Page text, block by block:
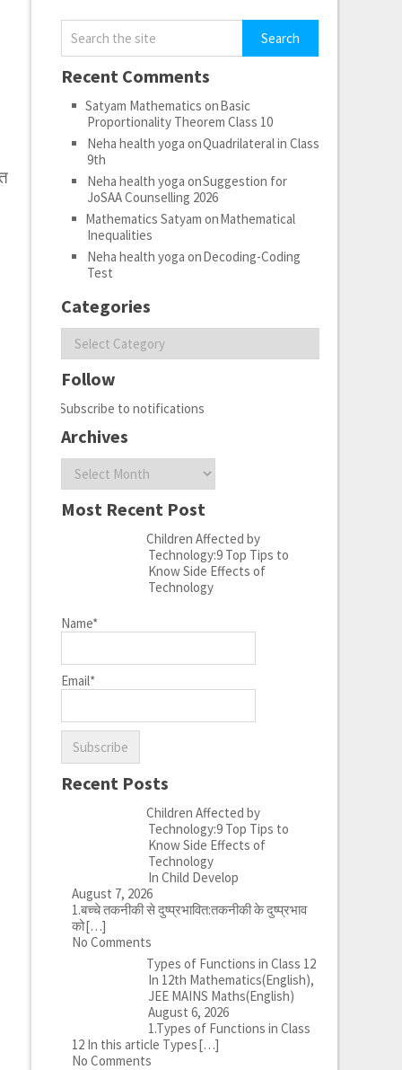
Recent Comments
Satyam Mathematics onBasic
Proportionality Theorem Class 10
Neha health yoga onQuadrilateral in Class
9th
Neha health yoga onSuggestion for
JoSAA Counselling 2026
Mathematics Satyam onMathematical
Inequalities
Neha health yoga onDecoding-Coding
Test
Categories
Categories
Follow
Subscribe to notifications
Archives
Archives
Most Recent Post
Children Affected by
Technology:9 Top Tips to
Know Side Effects of
Technology
Name*
Email*
Recent Posts
Children Affected by
Technology:9 Top Tips to
Know Side Effects of
Technology
In Child Develop
August 7, 2026
1.बच्चे तकनीकी से दुष्प्रभावित:तकनीकी के दुष्प्रभाव
को[…]
No Comments
Types of Functions in Class 12
In 12th Mathematics(English),
JEE MAINS Maths(English)
August 6, 2026
1.Types of Functions in Class
12 In this article Types[…]
No Comments